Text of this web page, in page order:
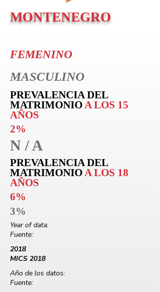
MONTENEGRO
FEMENINO
MASCULINO
PREVALENCIA DEL
MATRIMONIOA LOS 15
AÑOS
2%
N / A
PREVALENCIA DEL
MATRIMONIOA LOS 18
AÑOS
6%
3%
Year of data:
Fuente:
2018
MICS 2018
Año de los datos:
Fuente: